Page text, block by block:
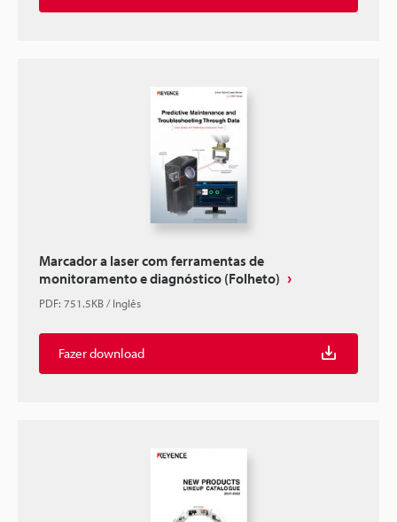
Marcador a laser com ferramentas de
monitoramento e diagnóstico (Folheto)
PDF: 751.5KB/Inglês
Fazer download